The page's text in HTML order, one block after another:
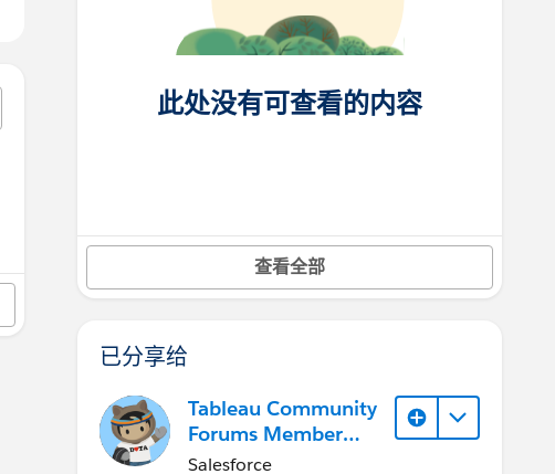
此处没有可查看的内容
查看全部
已分享给
Tableau Community
Forums Member
(Inactive)
Salesforce